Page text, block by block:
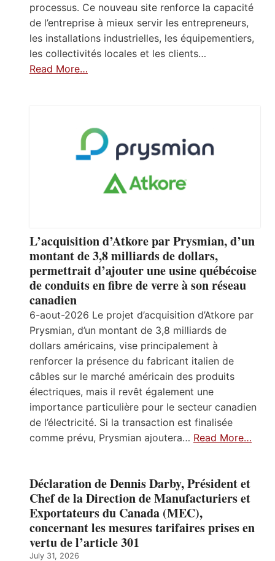
processus. Ce nouveau site renforce la capacité
de l’entreprise à mieux servir les entrepreneurs,
les installations industrielles, les équipementiers,
les collectivités locales et les clients…
Read More…
L’acquisition d’Atkore par Prysmian, d’un
montant de 3,8 milliards de dollars,
permettrait d’ajouter une usine québécoise
de conduits en fibre de verre à son réseau
canadien
6-aout-2026 Le projet d’acquisition d’Atkore par
Prysmian, d’un montant de 3,8 milliards de
dollars américains, vise principalement à
renforcer la présence du fabricant italien de
câbles sur le marché américain des produits
électriques, mais il revêt également une
importance particulière pour le secteur canadien
de l’électricité. Si la transaction est finalisée
comme prévu, Prysmian ajoutera… Read More…
Déclaration de Dennis Darby, Président et
Chef de la Direction de Manufacturiers et
Exportateurs du Canada (MEC),
concernant les mesures tarifaires prises en
vertu de l’article 301
July 31, 2026